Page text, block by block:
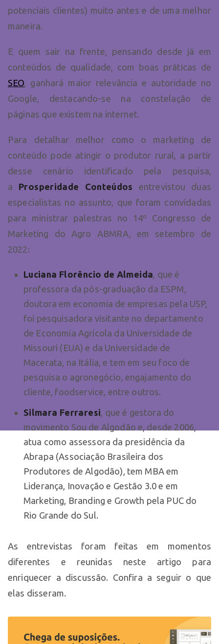
potenciais clientes) muito antes e de uma melhor
maneira.
E quem sair na frente, pensando desde já em
conteúdos de qualidade, com boas práticas de
SEO , ganhará maior relevância e autoridade no
Google, destacando-se na constelação de
páginas que existem na internet.
Para detalhar melhor como o marketing de
conteúdo pode atingir o produtor rural, a partir
desse cenário identificado pela pesquisa,
a Prosperidade Conteúdos entrevistou duas
especialistas no assunto, que foram convidadas
para ministrar palestras no 14º Congresso de
Marketing do Agro ABMRA, em setembro de
2022:
Luciana Florêncio de Almeida , que é
professora da pós-graduação da ESPM,
doutora em economia de empresas pela USP,
foi pesquisadora visitante no departamento
de Economia Agrícola da Universidade de
Missouri (EUA) e da Universidade de
Macerata, na Itália, e tem em seu foco de
pesquisa o agronegócio, engajamento do
cliente, foodservice, entre outros.
Silmara Ferraresi , que é gestora do
movimento Sou de Algodão e, desde 2006,
atua como assessora da presidência da
Abrapa (Associação Brasileira dos
Produtores de Algodão), tem MBA em
Liderança, Inovação e Gestão 3.0 e em
Marketing, Branding e Growth pela PUC do
Rio Grande do Sul.
As entrevistas foram feitas em momentos
diferentes e reunidas neste artigo para
enriquecer a discussão. Confira a seguir o que
elas disseram.